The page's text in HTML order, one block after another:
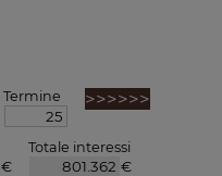
Termine
€
Totale interessi
€